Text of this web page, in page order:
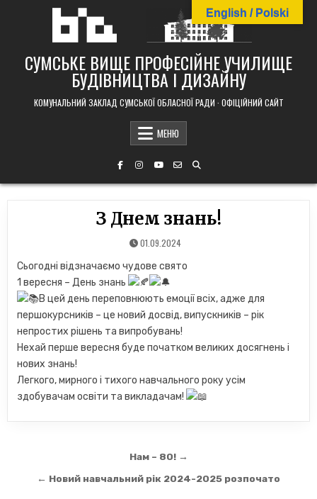
СУМСЬКЕ ВИЩЕ ПРОФЕСІЙНЕ УЧИЛИЩЕ
БУДІВНИЦТВА І ДИЗАЙНУ
КОМУНАЛЬНИЙ ЗАКЛАД СУМСЬКОЇ ОБЛАСНОЇ РАДИ · ОФІЦІЙНИЙ САЙТ
МЕНЮ
З Днем знань!
01.09.2024
Сьогодні відзначаємо чудове свято
1 вересня – День знань
В цей день переповнюють емоції всіх, адже для
першокурсників – це новий досвід, випускників – рік
непростих рішень та випробувань!
Нехай перше вересня буде початком великих досягнень і
нових знань!
Легкого, мирного і тихого навчального року усім
здобувачам освіти та викладачам!
записів
Нам – 80! →
← Новий навчальний рік 2024-2025 розпочато
English / Polski